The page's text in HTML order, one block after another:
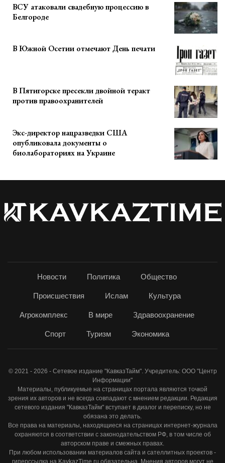
ВСУ атаковали свадебную процессию в
Белгороде
В Южной Осетии отмечают День печати
В Пятигорске пресекли двойной теракт
против правоохранителей
Экс-директор нацразведки США
опубликовала документы о
биолабораториях на Украине
Новости Политика Общество
Происшествия Ислам Культура
Агрокомплекс В мире Здравоохранение
Спорт Туризм Экономика
© 2021 - 2026 - Сетевое издание "КавказТайм". Учредитель: ООО "Центр
Информации"
Материалы, публикуемые на страницах портала являются точкой
зрения их авторов и не всегда совпадают с мнением редакции. Редакция
сетевого издания "КавказТайм" вступает в диалог и переписку, но не
обязана это делать.
Все права на материалы, находящиеся на страницах интернет-журнала
охраняются в соответствии с законодательством РФ, в том числе об
авторском праве и смежных правах.
При любом использовании материалов сайта и сателлитных проектов -
гиперссылка на KavkazTime.ru обязательна. Мнения авторов могут не